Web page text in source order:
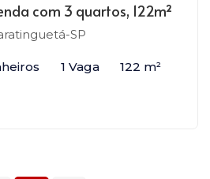
com 3 quartos, 122m²
SP
1 Vaga 122 m²